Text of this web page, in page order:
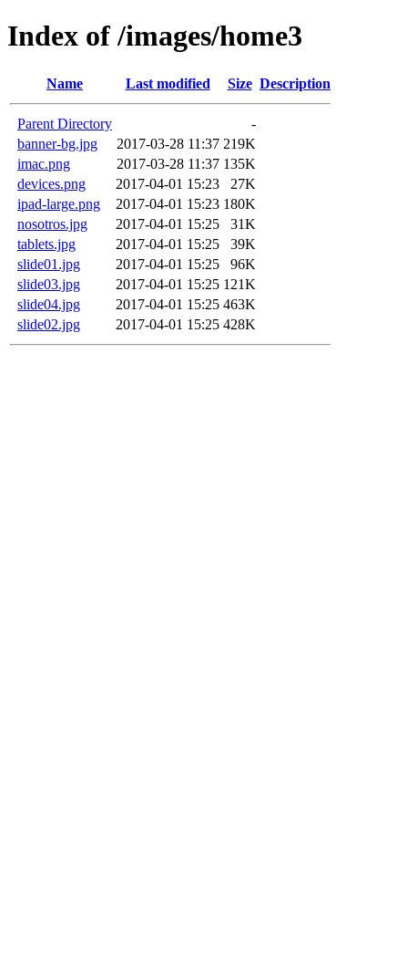
Index of /images/home3
Name Last modified Size Description
Parent Directory
-
banner-bg.jpg
2017-03-28 11:37 219K
imac.png
2017-03-28 11:37 135K
devices.png
2017-04-01 15:23
27K
ipad-large.png
2017-04-01 15:23 180K
nosotros.jpg
2017-04-01 15:25
31K
tablets.jpg
2017-04-01 15:25
39K
slide01.jpg
2017-04-01 15:25
96K
slide03.jpg
2017-04-01 15:25 121K
slide04.jpg
2017-04-01 15:25 463K
slide02.jpg
2017-04-01 15:25 428K